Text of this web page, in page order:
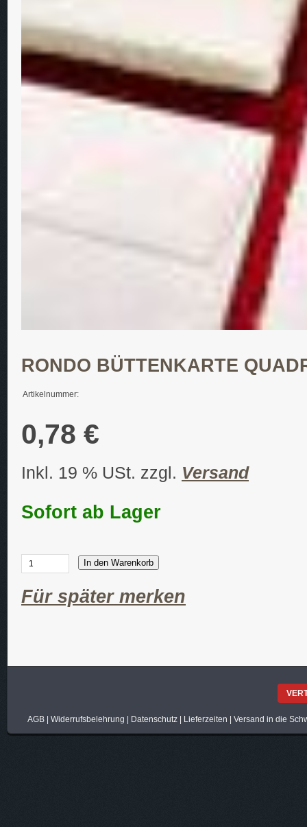
RONDO BÜTTENKARTE
Artikelnummer:
0,78 €
Inkl. 19 % USt. zzgl. Versand
Sofort ab Lager
In den Warenkorb
Für später merken
AGB| Widerrufsbelehrung | Datenschutz| Lieferzeiten | Versand in die